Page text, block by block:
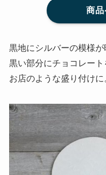
商
黒地にシルバーの模様が
黒い部分にチョコレート
お店のような盛り付けに